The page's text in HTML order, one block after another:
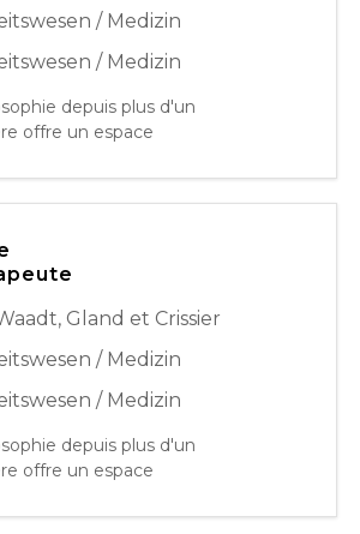
/ Medizin
/ Medizin
depuis plus d'un
offre un espace
le patient est au centre
Prenant en compte
besoins biologiques,
spirituels, nos activités
personne ayant besoin
maintenir ou
de vie
, Gland et Crissier
/ Medizin
/ Medizin
depuis plus d'un
offre un espace
le patient est au centre
Prenant en compte